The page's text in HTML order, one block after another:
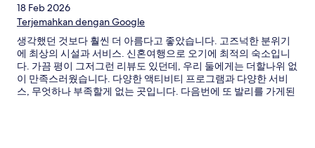
18 Feb 2026
Terjemahkan dengan Google
생각했던 것보다 훨씬 더 아름다고 좋았습니다. 고즈넉한 분위기
에 최상의 시설과 서비스. 신혼여행으로 오기에 최적의 숙소입니
다. 가끔 평이 그저그런 리뷰도 있던데, 우리 둘에게는 더할나위 없
이 만족스러웠습니다. 다양한 액티비티 프로그램과 다양한 서비
스, 무엇하나 부족할게 없는 곳입니다. 다음번에 또 발리를 가게된